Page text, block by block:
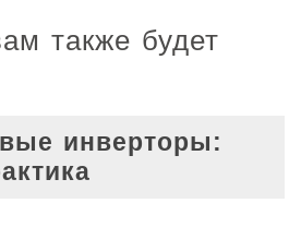
также будет
инверторы: